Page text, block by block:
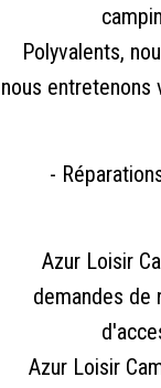
Polyvalents,
nous entretenons
-
Azur Loisir
demandes de
Azur Loisir